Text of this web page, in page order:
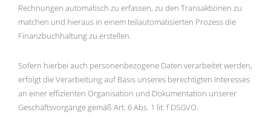
Rechnungen automatisch zu erfassen, zu den Transaktionen zu
matchen und hieraus in einem teilautomatisierten Prozess die
Finanzbuchhaltung zu erstellen.
Sofern hierbei auch personenbezogene Daten verarbeitet werden,
erfolgt die Verarbeitung auf Basis unseres berechtigten Interesses
an einer effizienten Organisation und Dokumentation unserer
Geschäftsvorgänge gemäß Art. 6 Abs. 1 lit. f DSGVO.